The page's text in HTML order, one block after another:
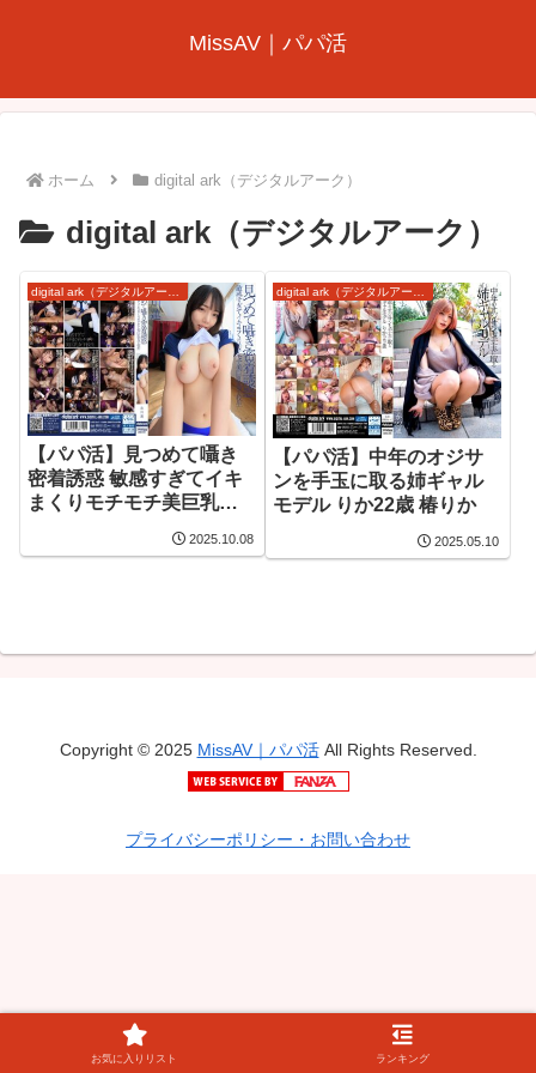
MissAV｜パパ活
ホーム digital ark（デジタルアーク）
digital ark（デジタルアーク）
digital ark（デジタルアーク）
【パパ活】見つめて囁き
密着誘惑 敏感すぎてイキ
まくりモチモチ美巨乳女
2025.10.08
digital ark（デジタルアーク）
【パパ活】中年のオジサ
ンを手玉に取る姉ギャル
モデル りか22歳 椿りか
2025.05.10
Copyright © 2025 MissAV｜パパ活All Rights Reserved.
プライバシーポリシー・お問い合わせ
お気に入りリスト ランキング